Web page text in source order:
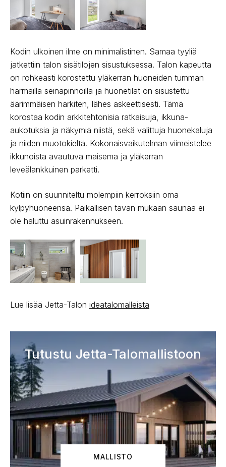
Kodin ulkoinen ilme on minimalistinen. Samaa tyyliä
jatkettiin talon sisätilojen sisustuksessa. Talon kapeutta
on rohkeas­ti korostettu yläkerran huoneiden tumman
harmailla seinäpinnoilla ja huonetilat on sisustettu
äärimmäisen harkiten, lähes askeettisesti. Tämä
korostaa kodin arkkitehtonisia ratkaisuja, ikkuna-
aukotuksia ja näkymiä niistä, sekä valittuja huonekaluja
ja niiden muotokieltä. Ko­konaisvaikutelman viimeistelee
ikkunoista avautuva maisema ja yläkerran
leveälankkuinen parketti.
Ko­tiin on suunniteltu molempiin kerroksiin oma
kylpyhuoneensa. Paikallisen tavan mukaan saunaa ei
ole haluttu asuinrakennukseen.
Lue lisää Jetta-Talon ideatalomalleista
Tutustu Jetta-Talomallistoon
MALLISTO